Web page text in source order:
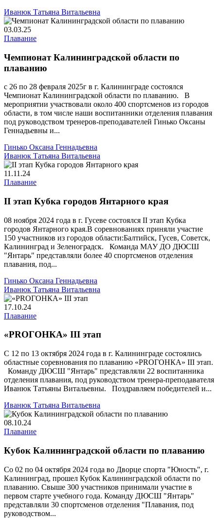
Иванюк Татьяна Витальевна
03.03.25
Плавание
Чемпионат Калининградской области по
плаванию
с 26 по 28 февраля 2025г в г. Калининграде состоялся
Чемпионат Калининградской области по плаванию. В
мероприятии участвовали около 400 спортсменов из городов
области, в том числе наши воспитанники отделения плавания
под руководством тренеров-преподавателей Гинько Оксаны
Геннадьевны и...
Гинько Оксана Геннадьевна
Иванюк Татьяна Витальевна
11.11.24
Плавание
II этап Кубка городов Янтарного края
08 ноября 2024 года в г. Гусеве состоялся II этап Кубка
городов Янтарного края.В соревнованиях приняли участие
150 участников из городов области:Балтийск, Гусев, Советск,
Калининград и Зеленоградск. Команда МАУ ДО ДЮСШ
"Янтарь" представляли более 40 спортсменов отделения
плавания, под...
Гинько Оксана Геннадьевна
Иванюк Татьяна Витальевна
17.10.24
Плавание
«PROГОНКА» III этап
С 12 по 13 октября 2024 года в г. Калининграде состоялись
областные соревнования по плаванию «PROГОНКА» III этап.
Команду ДЮСШ "Янтарь" представляли 22 воспитанника
отделения плавания, под руководством тренера-преподавателя
Иванюк Татьяны Витальевны. Поздравляем победителей и...
Иванюк Татьяна Витальевна
08.10.24
Плавание
Кубок Калининградской области по плаванию
Со 02 по 04 октября 2024 года во Дворце спорта "Юность", г.
Калининград, прошел Кубок Калининградской области по
плаванию. Свыше 300 участников принимали участие в
первом старте учебного года. Команду ДЮСШ "Янтарь"
представляли 30 спортсменов отделения "Плавания, под
руководством...